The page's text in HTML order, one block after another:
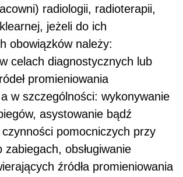
radiologii, radioterapii,
jeżeli do ich
obowiązków należy:
celach diagnostycznych lub
promieniowania
w szczególności: wykonywanie
asystowanie bądź
pomocniczych przy
zabiegach, obsługiwanie
źródła promieniowania